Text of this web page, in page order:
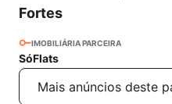
Fortes
IMOBILIÁRIA PARCEIRA
SóFlats
Mais anúncios deste